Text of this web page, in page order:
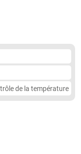
de la température